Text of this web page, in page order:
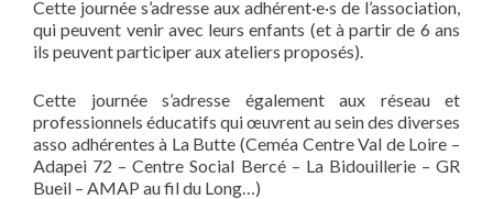
Cette journée s’adresse aux adhérent·e·s de l’association,
qui peuvent venir avec leurs enfants (et à partir de 6 ans
ils peuvent participer aux ateliers proposés).
Cette journée s’adresse également aux réseau et
professionnels éducatifs qui œuvrent au sein des diverses
asso adhérentes à La Butte (Ceméa Centre Val de Loire –
Adapei 72 – Centre Social Bercé – La Bidouillerie – GR
Bueil – AMAP au fil du Long…)